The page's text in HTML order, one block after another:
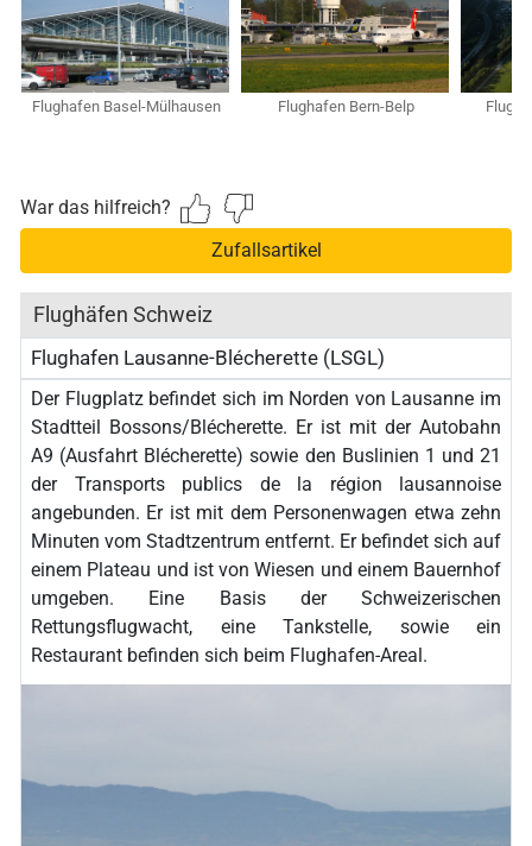
Flughafen Basel-Mülhausen Flughafen Bern-Belp
War das hilfreich?
Zufallsartikel
Flughäfen Schweiz
Flughafen Lausanne-Blécherette (LSGL)
Der Flugplatz befindet sich im Norden von Lausanne im
Stadtteil Bossons/Blécherette. Er ist mit der Autobahn
A9 (Ausfahrt Blécherette) sowie den Buslinien 1 und 21
der Transports publics de la région lausannoise
angebunden. Er ist mit dem Personenwagen etwa zehn
Minuten vom Stadtzentrum entfernt. Er befindet sich auf
einem Plateau und ist von Wiesen und einem Bauernhof
umgeben. Eine Basis der Schweizerischen
Rettungsflugwacht, eine Tankstelle, sowie ein
Restaurant befinden sich beim Flughafen-Areal.